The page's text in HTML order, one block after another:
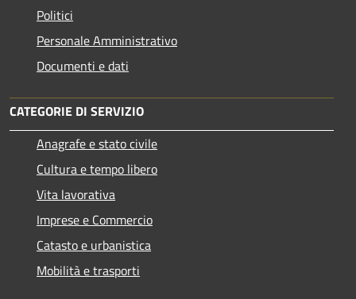
Politici
Personale Amministrativo
Documenti e dati
CATEGORIE DI SERVIZIO
Anagrafe e stato civile
Cultura e tempo libero
Vita lavorativa
Imprese e Commercio
Catasto e urbanistica
Mobilità e trasporti